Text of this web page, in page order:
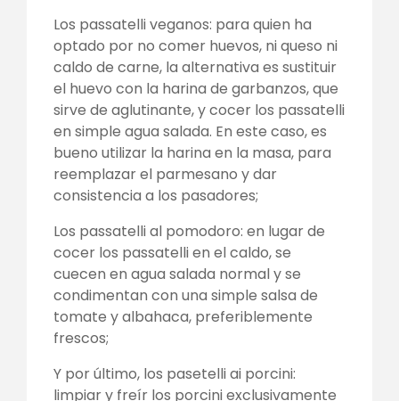
Los passatelli veganos: para quien ha
optado por no comer huevos, ni queso ni
caldo de carne, la alternativa es sustituir
el huevo con la harina de garbanzos, que
sirve de aglutinante, y cocer los passatelli
en simple agua salada. En este caso, es
bueno utilizar la harina en la masa, para
reemplazar el parmesano y dar
consistencia a los pasadores;
Los passatelli al pomodoro: en lugar de
cocer los passatelli en el caldo, se
cuecen en agua salada normal y se
condimentan con una simple salsa de
tomate y albahaca, preferiblemente
frescos;
Y por último, los pasetelli ai porcini:
limpiar y freír los porcini exclusivamente